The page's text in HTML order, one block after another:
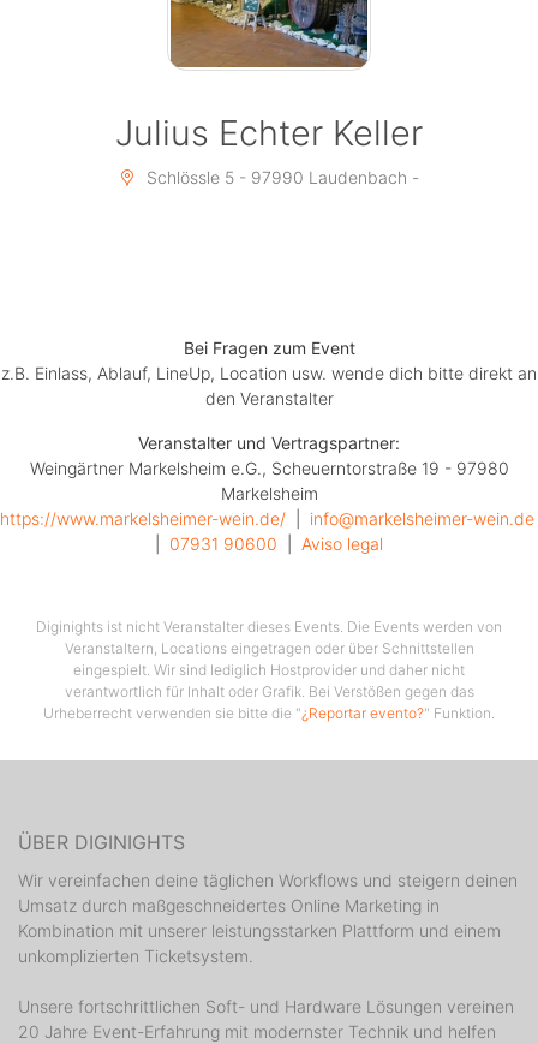
Julius Echter Keller
Schlössle 5 - 97990 Laudenbach -
Bei Fragen zum Event
z.B. Einlass, Ablauf, LineUp, Location usw. wende dich bitte direkt an
den Veranstalter
Veranstalter und Vertragspartner:
Weingärtner Markelsheim e.G., Scheuerntorstraße 19 - 97980
Markelsheim
https://www.markelsheimer-wein.de/
info@markelsheimer-wein.de
07931 90600 Aviso legal
Diginights ist nicht Veranstalter dieses Events. Die Events werden von
Veranstaltern, Locations eingetragen oder über Schnittstellen
eingespielt. Wir sind lediglich Hostprovider und daher nicht
verantwortlich für Inhalt oder Grafik. Bei Verstößen gegen das
Urheberrecht verwenden sie bitte die "¿Reportar evento?" Funktion.
ÜBER DIGINIGHTS
Wir vereinfachen deine täglichen Workflows und steigern deinen
Umsatz durch maßgeschneidertes Online Marketing in
Kombination mit unserer leistungsstarken Plattform und einem
unkomplizierten Ticketsystem.
Unsere fortschrittlichen Soft- und Hardware Lösungen vereinen
20 Jahre Event-Erfahrung mit modernster Technik und helfen